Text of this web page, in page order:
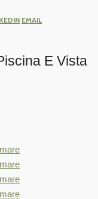
EMAIL
E Vista